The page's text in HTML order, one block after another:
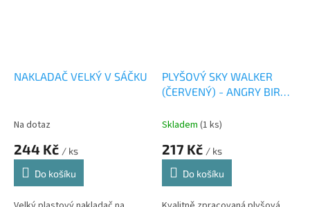
NAKLADAČ VELKÝ V SÁČKU
Na dotaz
244 Kč / ks
Do košíku
PLYŠOVÝ SKY WALKER
(ČERVENÝ) - ANGRY BIRDS
Skladem (1 ks)
217 Kč / ks
Do košíku